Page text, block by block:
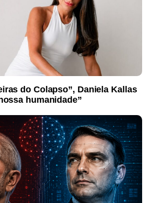
do Colapso”, Daniela Kallas
humanidade”